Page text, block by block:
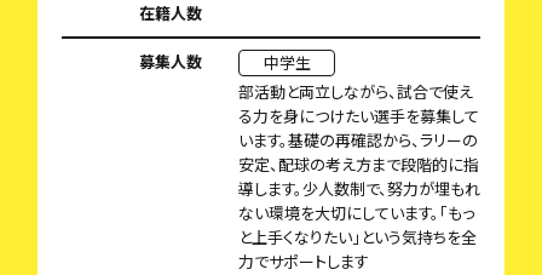
在籍人数
募集人数
中学生
部活動と両立しながら、試合で使え
る力を身につけたい選手を募集して
います。基礎の再確認から、ラリーの
安定、配球の考え方まで段階的に指
導します。少人数制で、努力が埋もれ
ない環境を大切にしています。「もっ
と上手くなりたい」という気持ちを全
力でサポートします